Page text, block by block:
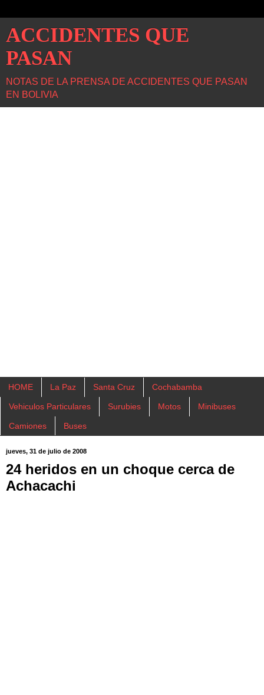
ACCIDENTES QUE
PASAN
NOTAS DE LA PRENSA DE ACCIDENTES QUE PASAN
EN BOLIVIA
HOME La Paz Santa Cruz Cochabamba
Vehiculos Particulares Surubies Motos Minibuses
Camiones Buses
jueves, 31 de julio de 2008
24 heridos en un choque cerca de
Achacachi